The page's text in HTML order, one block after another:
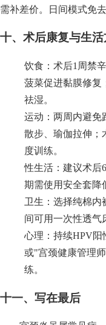
需补差价。日间模式免
十、术后康复与生
饮食：术后1周禁
菠菜促进黏膜修复
祛湿。
运动：两周内避免
散步、瑜伽拉伸；
度训练。
性生活：建议术后
期需使用安全套降
卫生：选择纯棉内
间可用一次性透气
心理：持续HPV阳
或"宫颈健康管理
练。
十一、写在最后